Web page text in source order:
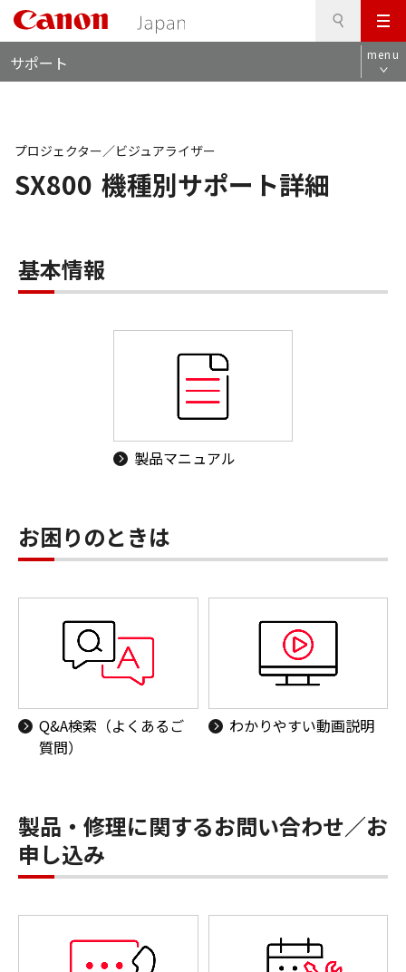
メ
ニ
ュ
サポート menu
SX800 機種別サポート詳細
プロジェクター／ビジュアライザー
基本情報
製品マニュアル
お困りのときは
Q&A検索（よくあるご
質問）
わかりやすい動画説明
製品・修理に関するお問い合わせ／お
申し込み